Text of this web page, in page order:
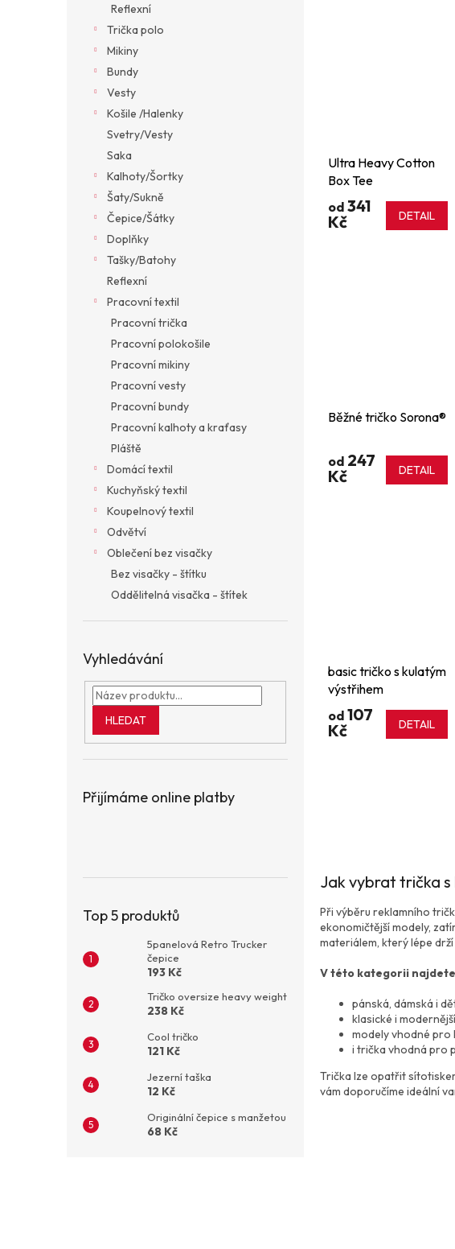
Reflexní
Trička polo
Mikiny
Bundy
Vesty
Košile /Halenky
Svetry/Vesty
Saka
Kalhoty/Šortky
Šaty/Sukně
Čepice/Šátky
Doplňky
Tašky/Batohy
Reflexní
Pracovní textil
Pracovní trička
Pracovní polokošile
Pracovní mikiny
Pracovní vesty
Pracovní bundy
Pracovní kalhoty a kraťasy
Pláště
Domácí textil
Kuchyňský textil
Koupelnový textil
Odvětví
Oblečení bez visačky
Bez visačky - štítku
Oddělitelná visačka - štítek
Vyhledávání
HLEDAT
Přijímáme online platby
Top 5 produktů
5panelová Retro Trucker
čepice
193 Kč
Tričko oversize heavy weight
238 Kč
Cool tričko
121 Kč
Jezerní taška
12 Kč
Originální čepice s manžetou
68 Kč
Ultra Heavy Cotton
Box Tee
od 341
Kč
DETAIL
Běžné tričko Sorona®
od 247
Kč
DETAIL
basic tričko s kulatým
výstřihem
od 107
Kč
DETAIL
Jak vybrat trička
Při výběru reklamního
ekonomičtější modely,
materiálem, který lépe
V této kategorii
pánská, dámská i
klasické i
modely vhodné pro
i trička vhodná pro
Trička lze opatřit
vám doporučíme ideální